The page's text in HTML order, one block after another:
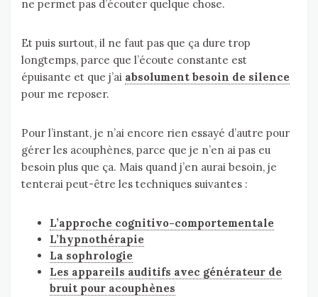
ne permet pas d’écouter quelque chose.
Et puis surtout, il ne faut pas que ça dure trop
longtemps, parce que l’écoute constante est
épuisante et que j’ai absolument besoin de silence
pour me reposer.
Pour l’instant, je n’ai encore rien essayé d’autre pour
gérer les acouphènes, parce que je n’en ai pas eu
besoin plus que ça. Mais quand j’en aurai besoin, je
tenterai peut-être les techniques suivantes :
L’approche cognitivo-comportementale
L’hypnothérapie
La sophrologie
Les appareils auditifs avec générateur de
bruit pour acouphènes